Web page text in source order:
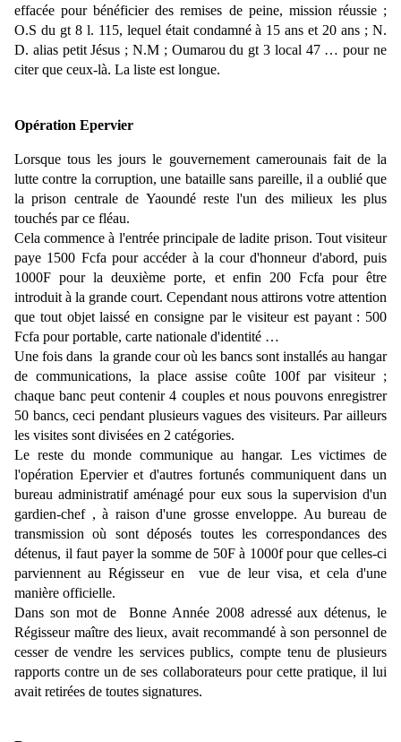
effacée pour bénéficier des remises de peine, mission réussie ;
O.S du gt 8 l. 115, lequel était condamné à 15 ans et 20 ans ; N.
D. alias petit Jésus ; N.M ; Oumarou du gt 3 local 47 … pour ne
citer que ceux-là. La liste est longue.
Opération Epervier
Lorsque tous les jours le gouvernement camerounais fait de la
lutte contre la corruption, une bataille sans pareille, il a oublié que
la prison centrale de Yaoundé reste l'un des milieux les plus
touchés par ce fléau.
Cela commence à l'entrée principale de ladite prison. Tout visiteur
paye 1500 Fcfa pour accéder à la cour d'honneur d'abord, puis
1000F pour la deuxième porte, et enfin 200 Fcfa pour être
introduit à la grande court. Cependant nous attirons votre attention
que tout objet laissé en consigne par le visiteur est payant : 500
Fcfa pour portable, carte nationale d'identité …
Une fois dans la grande cour où les bancs sont installés au hangar
de communications, la place assise coûte 100f par visiteur ;
chaque banc peut contenir 4 couples et nous pouvons enregistrer
50 bancs, ceci pendant plusieurs vagues des visiteurs. Par ailleurs
les visites sont divisées en 2 catégories.
Le reste du monde communique au hangar. Les victimes de
l'opération Epervier et d'autres fortunés communiquent dans un
bureau administratif aménagé pour eux sous la supervision d'un
gardien-chef , à raison d'une grosse enveloppe. Au bureau de
transmission où sont déposés toutes les correspondances des
détenus, il faut payer la somme de 50F à 1000f pour que celles-ci
parviennent au Régisseur en vue de leur visa, et cela d'une
manière officielle.
Dans son mot de Bonne Année 2008 adressé aux détenus, le
Régisseur maître des lieux, avait recommandé à son personnel de
cesser de vendre les services publics, compte tenu de plusieurs
rapports contre un de ses collaborateurs pour cette pratique, il lui
avait retirées de toutes signatures.